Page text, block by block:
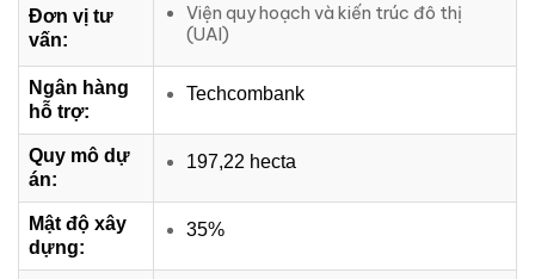
Đơn vị tư
vấn:
Viện quy hoạch và kiến trúc đô thị
(UAI)
Ngân hàng
hỗ trợ:
Techcombank
Quy mô dự
án:
197,22 hecta
Mật độ xây
dựng:
35%